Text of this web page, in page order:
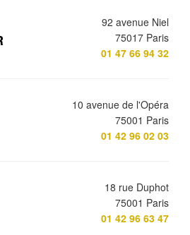
92 avenue Niel
75017 Paris
01 47 66 94 32
10 avenue de l'Opéra
75001 Paris
01 42 96 02 03
18 rue Duphot
75001 Paris
01 42 96 63 47